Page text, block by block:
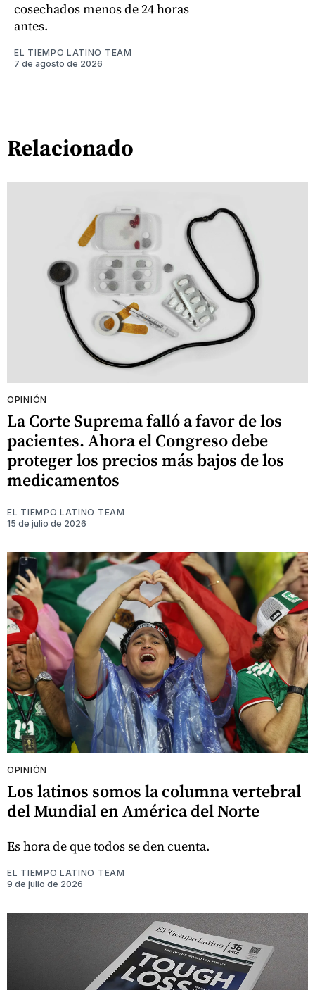
cosechados menos de 24 horas
antes.
EL TIEMPO LATINO TEAM
7 de agosto de 2026
Relacionado
OPINIÓN
La Corte Suprema falló a favor de los
pacientes. Ahora el Congreso debe
proteger los precios más bajos de los
medicamentos
EL TIEMPO LATINO TEAM
15 de julio de 2026
OPINIÓN
Los latinos somos la columna vertebral
del Mundial en América del Norte
Es hora de que todos se den cuenta.
EL TIEMPO LATINO TEAM
9 de julio de 2026